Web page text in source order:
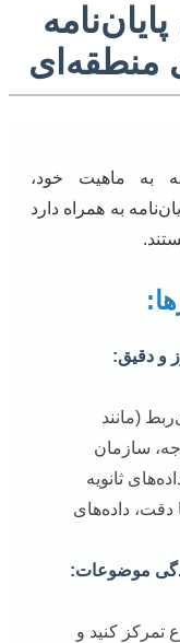
منطقه‌ای
به ماهیت خود،
به همراه دارد
و دقیق:
(مانند
سازمان
ثانویه
داده‌های
موضوعات:
تمرکز کنید و